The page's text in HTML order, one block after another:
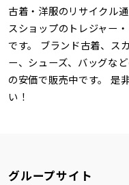
古着・洋服のリサイクル
スショップのトレジャー
です。 ブランド古着、ス
ー、シューズ、バッグな
の安価で販売中です。 是
い！
グループサイト